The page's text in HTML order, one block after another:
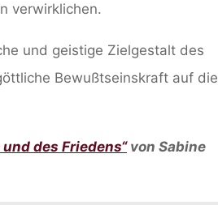
verwirklichen.
und geistige Zielgestalt des
Bewußtseinskraft auf die
des Friedens“von Sabine